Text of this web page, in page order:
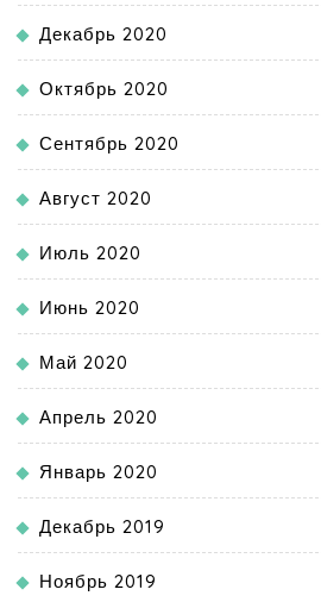
Декабрь 2020
Октябрь 2020
Сентябрь 2020
Август 2020
Июль 2020
Июнь 2020
Май 2020
Апрель 2020
Январь 2020
Декабрь 2019
Ноябрь 2019